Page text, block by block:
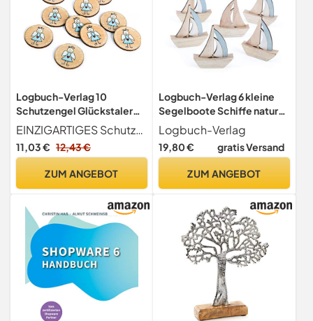
Logbuch-Verlag 10
Schutzengel Glückstaler
Engel Holz Glücksbringer
Kommunion Geburtstag
rund 4 cm Geschenk Junge
EINZIGARTIGES Schutzengel Set bestehend aus 10 kleinen Holztalern mit Engel-Motiv. Perfekt als Streudeko, kleiner Glücksbringer für den Geldbeutel oder als Verzierung für Geschenke.
11,03 € 12,43 €
ZUM ANGEBOT
Logbuch-Verlag 6 kleine
Segelboote Schiffe natur
blau 8 cm aus Holz maritime
Deko Boote Tischdeko
Taufe Kommunion
Logbuch-Verlag
19,80 € gratis Versand
ZUM ANGEBOT